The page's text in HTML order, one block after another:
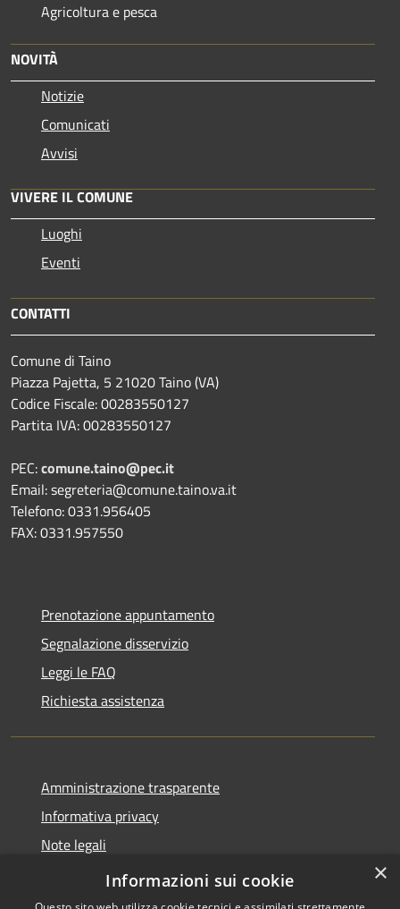
Agricoltura e pesca
NOVITÀ
Notizie
Comunicati
Avvisi
VIVERE IL COMUNE
Luoghi
Eventi
CONTATTI
Comune di Taino
Piazza Pajetta, 5 21020 Taino (VA)
Codice Fiscale: 00283550127
Partita IVA: 00283550127
PEC:comune.taino@pec.it
Email: segreteria@comune.taino.va.it
Telefono: 0331.956405
FAX: 0331.957550
Prenotazione appuntamento
Segnalazione disservizio
Leggi le FAQ
Richiesta assistenza
Amministrazione trasparente
Informativa privacy
Note legali
Dichiarazione di accessibilità
×
Informazioni sui cookie